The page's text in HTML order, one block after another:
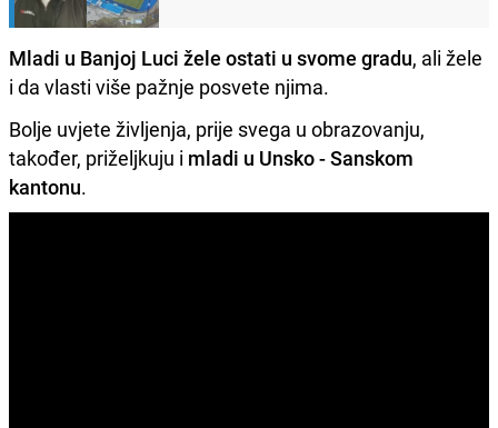
Mladi u Banjoj Luci žele ostati u svome gradu, ali žele
i da vlasti više pažnje posvete njima.
Bolje uvjete življenja, prije svega u obrazovanju,
također, priželjkuju i mladi u Unsko - Sanskom
kantonu.